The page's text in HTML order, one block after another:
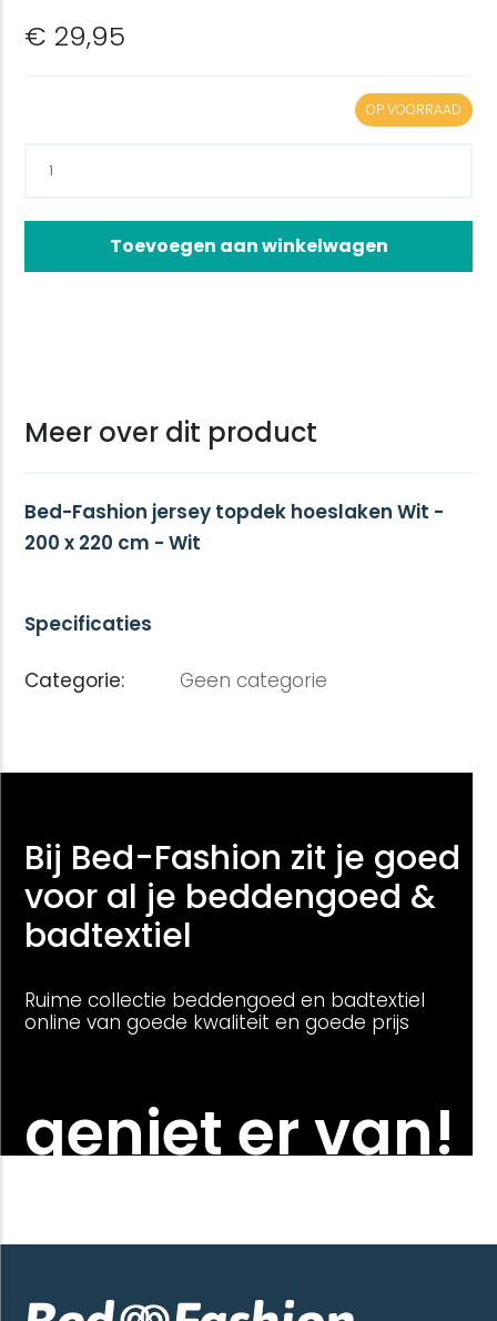
€ 29,95
OP VOORRAAD
Toevoegen aan winkelwagen
Meer over dit product
Bed-Fashion jersey topdek hoeslaken Wit -
200 x 220 cm - Wit
Specificaties
Categorie: Geen categorie
Bij Bed-Fashion zit je goed
voor al je beddengoed &
badtextiel
Ruime collectie beddengoed en badtextiel
online van goede kwaliteit en goede prijs
geniet er van!